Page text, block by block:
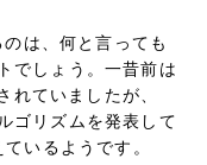
は、何と言っても
でしょう。一昔前は
ていましたが、
ゴリズムを発表して
いるようです。